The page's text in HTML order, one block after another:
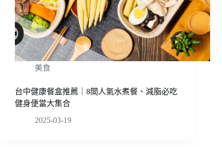
美食
台中健康餐盒推薦｜8間人氣水煮餐、減脂必吃
健身便當大集合
2025-03-19